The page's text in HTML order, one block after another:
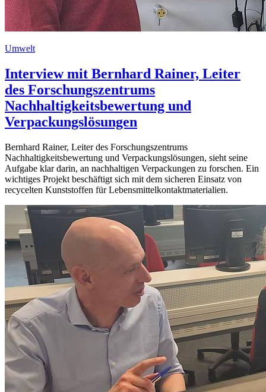
Umwelt
Interview mit Bernhard Rainer, Leiter
des Forschungszentrums
Nachhaltigkeitsbewertung und
Verpackungslösungen
Bernhard Rainer, Leiter des Forschungszentrums
Nachhaltigkeitsbewertung und Verpackungslösungen, sieht seine
Aufgabe klar darin, an nachhaltigen Verpackungen zu forschen. Ein
wichtiges Projekt beschäftigt sich mit dem sicheren Einsatz von
recycelten Kunststoffen für Lebensmittelkontaktmaterialien.